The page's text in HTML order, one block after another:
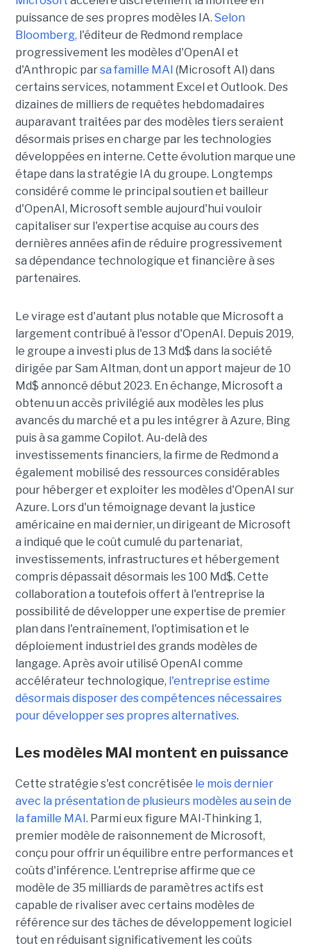
puissance de ses propres modèles IA. Selon
Bloomberg, l'éditeur de Redmond remplace
progressivement les modèles d'OpenAI et
d'Anthropic parsa famille MAI (Microsoft AI) dans
certains services, notamment Excel et Outlook. Des
dizaines de milliers de requêtes hebdomadaires
auparavant traitées par des modèles tiers seraient
désormais prises en charge par les technologies
développées en interne. Cette évolution marque une
étape dans la stratégie IA du groupe. Longtemps
considéré comme le principal soutien et bailleur
d'OpenAI, Microsoft semble aujourd'hui vouloir
capitaliser sur l'expertise acquise au cours des
dernières années afin de réduire progressivement
sa dépendance technologique et financière à ses
partenaires.
Le virage est d'autant plus notable que Microsoft a
largement contribué à l'essor d'OpenAI. Depuis 2019,
le groupe a investi plus de 13 Md$ dans la société
dirigée par Sam Altman, dont un apport majeur de 10
Md$ annoncé début 2023. En échange, Microsoft a
obtenu un accès privilégié aux modèles les plus
avancés du marché et a pu les intégrer à Azure, Bing
puis à sa gamme Copilot. Au-delà des
investissements financiers, la firme de Redmond a
également mobilisé des ressources considérables
pour héberger et exploiter les modèles d'OpenAI sur
Azure. Lors d'un témoignage devant la justice
américaine en mai dernier, un dirigeant de Microsoft
a indiqué que le coût cumulé du partenariat,
investissements, infrastructures et hébergement
compris dépassait désormais les 100 Md$. Cette
collaboration a toutefois offert à l'entreprise la
possibilité de développer une expertise de premier
plan dans l'entraînement, l'optimisation et le
déploiement industriel des grands modèles de
langage. Après avoir utilisé OpenAI comme
accélérateur technologique, l'entreprise estime
désormais disposer des compétences nécessaires
pour développer ses propres alternatives.
Les modèles MAI montent en puissance
Cette stratégie s'est concrétisée le mois dernier
avec la présentation de plusieurs modèles au sein de
la famille MAI . Parmi eux figure MAI-Thinking 1,
premier modèle de raisonnement de Microsoft,
conçu pour offrir un équilibre entre performances et
coûts d'inférence. L'entreprise affirme que ce
modèle de 35 milliards de paramètres actifs est
capable de rivaliser avec certains modèles de
référence sur des tâches de développement logiciel
tout en réduisant significativement les coûts